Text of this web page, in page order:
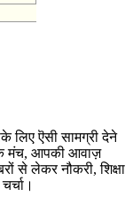
लिए ऎसी सामग्री देने
मंच, आपकी आवाज़
से लेकर नौकरी, शिक्षा